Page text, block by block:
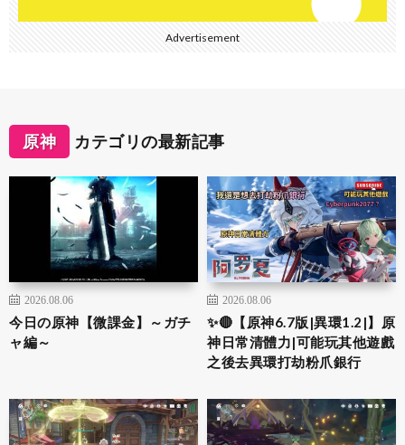
Advertisement
原神 カテゴリの最新記事
2026.08.06
今日の原神【微課金】～ガチ
ャ編～
2026.08.06
✨🔴【原神6.7版|異環1.2|】原
神日常清體力|可能玩其他遊戲
之後去異環打劫粉爪銀行